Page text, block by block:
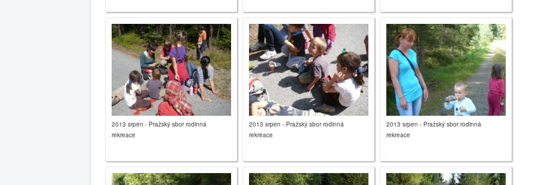
2013 srpen - Pražský sbor rodinná
rekreace
2013 srpen - Pražský sbor rodinná
rekreace
2013 srpen - Pražský sbor rodinná
rekreace